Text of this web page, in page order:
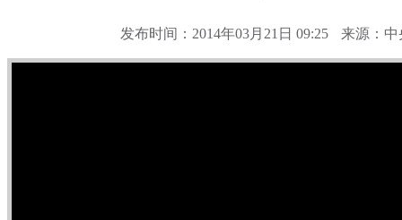
发布时间：2014年03月21日 09:25 来源：中